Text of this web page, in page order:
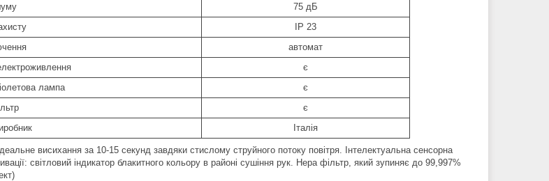
75 дБ
IP 23
автомат
є
лампа
є
є
Італія
висихання за 10-15 секунд завдяки стислому струйного потоку повітря. Інтелектуальна сенсорна
світловий індикатор блакитного кольору в районі сушіння рук. Hepa фільтр, який зупиняє до 99,997%